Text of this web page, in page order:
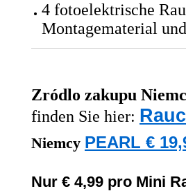
4 fotoelektrische
Montagematerial
Zródlo zakupu
finden Sie hier:
Niemcy PEARL €
Nur € 4,99 pro Mini